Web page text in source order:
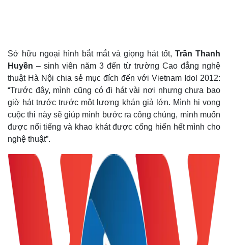
Sở hữu ngoại hình bắt mắt và giọng hát tốt,Trần Thanh
Huyền – sinh viên năm 3 đến từ trường Cao đẳng nghệ
thuật Hà Nội chia sẻ mục đích đến với Vietnam Idol 2012:
“Trước đây, mình cũng có đi hát vài nơi nhưng chưa bao
giờ hát trước trước một lượng khán giả lớn. Mình hi vọng
cuộc thi này sẽ giúp mình bước ra công chúng, mình muốn
được nổi tiếng và khao khát được cống hiến hết mình cho
nghệ thuật”.